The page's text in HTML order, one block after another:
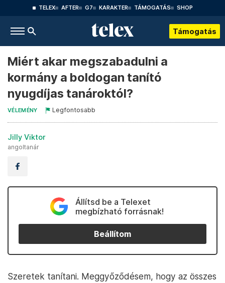
TELEX AFTER G7 KARAKTER TÁMOGATÁS SHOP
Támogatás
Miért akar megszabadulni a
kormány a boldogan tanító
nyugdíjas tanároktól?
VÉLEMÉNY Legfontosabb
Jilly Viktor
angoltanár
Állítsd be a Telexet
megbízható forrásnak!
Beállítom
Szeretek tanítani. Meggyőződésem, hogy az összes